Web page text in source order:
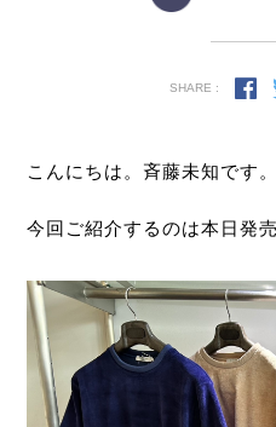
SHARE :
こんにちは。斉藤未知です。
今回ご紹介するのは本日発